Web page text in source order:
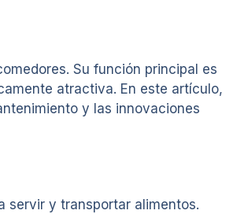
Su función principal es
atractiva. En este artículo,
y las innovaciones
servir y transportar alimentos.